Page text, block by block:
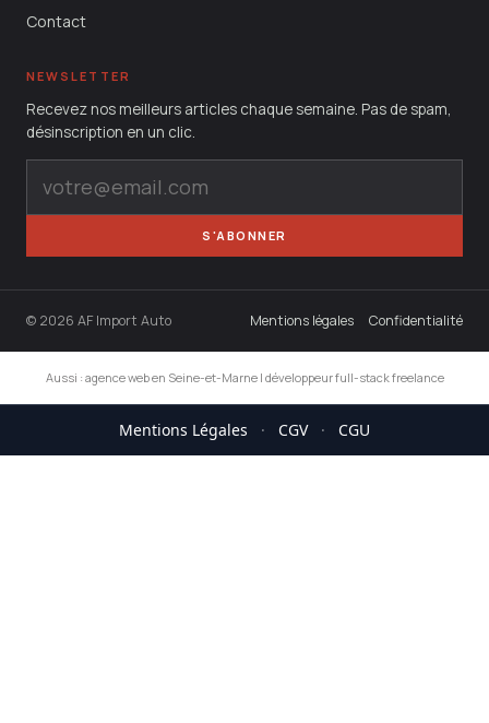
Contact
NEWSLETTER
Recevez nos meilleurs articles chaque semaine. Pas de spam,
désinscription en un clic.
S'ABONNER
© 2026 AF Import Auto Mentions légales Confidentialité
Aussi : agence web en Seine-et-Marne| développeur full-stack freelance
Mentions Légales · CGV · CGU